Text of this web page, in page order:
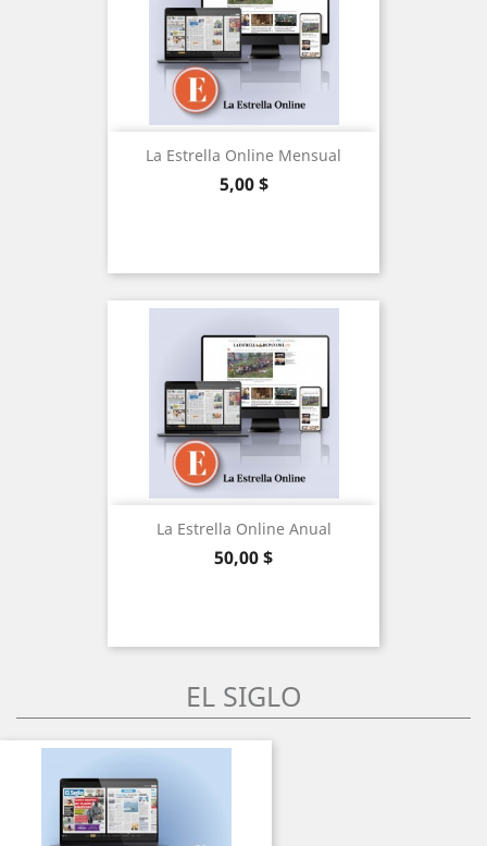
La Estrella Online Mensual
Precio
5,00 $
La Estrella Online Anual
Precio
50,00 $
EL SIGLO